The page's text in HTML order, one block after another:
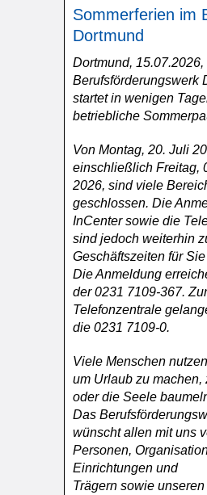
Sommerferien im
Dortmund
Dortmund, 15.07.2026,
Berufsförderungswerk
startet in wenigen
betriebliche
Von Montag, 20. Juli
einschließlich Freitag,
2026, sind viele
geschlossen. Die
InCenter sowie die
sind jedoch weiterhin
Geschäftszeiten für
Die Anmeldung
der 0231 7109-367. Zur
Telefonzentrale
die 0231 7109-0.
Viele Menschen
um Urlaub zu machen,
oder die Seele
Das
wünscht allen mit uns
Personen,
Einrichtungen und
Trägern sowie unseren